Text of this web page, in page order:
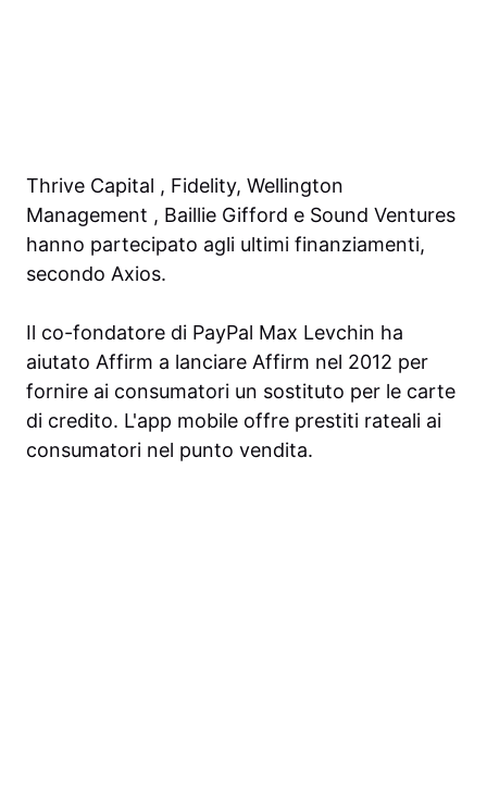
Thrive Capital , Fidelity, Wellington
Management , Baillie Gifford e Sound Ventures
hanno partecipato agli ultimi finanziamenti,
secondo Axios.
Il co-fondatore di PayPal Max Levchin ha
aiutato Affirm a lanciare Affirm nel 2012 per
fornire ai consumatori un sostituto per le carte
di credito. L'app mobile offre prestiti rateali ai
consumatori nel punto vendita.